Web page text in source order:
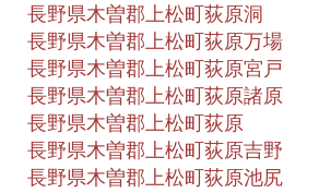
長野県木曽郡上松町荻原洞
長野県木曽郡上松町荻原万場
長野県木曽郡上松町荻原宮戸
長野県木曽郡上松町荻原諸原
長野県木曽郡上松町荻原
長野県木曽郡上松町荻原吉野
長野県木曽郡上松町荻原池尻